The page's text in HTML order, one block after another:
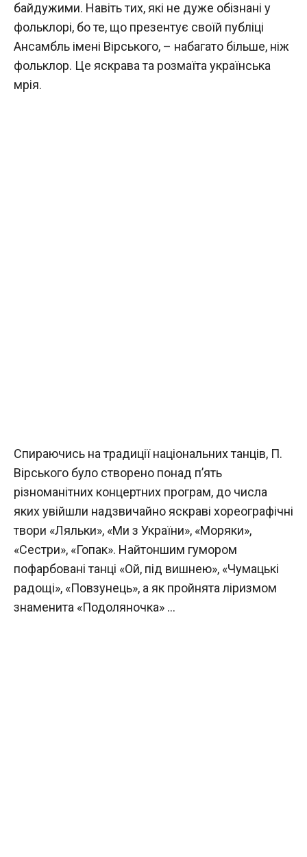
байдужими. Навіть тих, які не дуже обізнані у
фольклорі, бо те, що презентує своїй публіці
Ансамбль імені Вірського, – набагато більше, ніж
фольклор. Це яскрава та розмаїта українська
мрія.
Спираючись на традиції національних танців, П.
Вірського було створено понад п’ять
різноманітних концертних програм, до числа
яких увійшли надзвичайно яскраві хореографічні
твори «Ляльки», «Ми з України», «Моряки»,
«Сестри», «Гопак». Найтоншим гумором
пофарбовані танці «Ой, під вишнею», «Чумацькі
радощі», «Повзунець», а як пройнята ліризмом
знаменита «Подоляночка» …